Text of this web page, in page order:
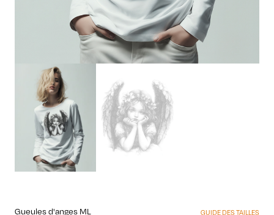
Gueules d'anges ML GUIDE DES TAILLES